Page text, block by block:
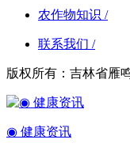
农作物知识 /
联系我们 /
版权所有：吉林省雁
◉ 健康资讯